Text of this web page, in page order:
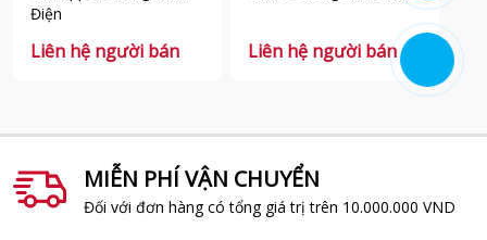
Điện
Liên hệ người bán Liên hệ người bán
MIỄN PHÍ VẬN CHUYỂN
Đối với đơn hàng có tổng giá trị trên 10.000.000 VND